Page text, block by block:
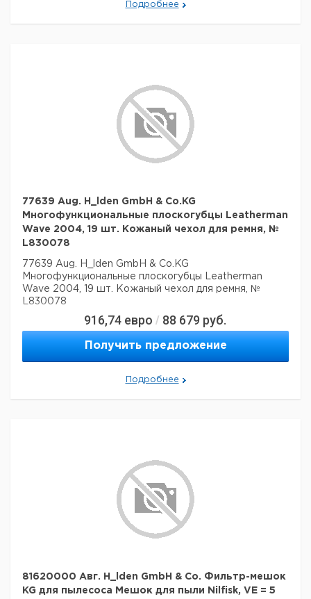
Подробнее
77639 Aug. H_lden GmbH & Co.KG
Многофункциональные плоскогубцы Leatherman
Wave 2004, 19 шт. Кожаный чехол для ремня, №
L830078
77639 Aug. H_lden GmbH & Co.KG
Многофункциональные плоскогубцы Leatherman
Wave 2004, 19 шт. Кожаный чехол для ремня, №
L830078
916,74 евро / 88 679 руб.
Получить предложение
Подробнее
81620000 Авг. H_lden GmbH & Co. Фильтр-мешок
KG для пылесоса Мешок для пыли Nilfisk, VE = 5